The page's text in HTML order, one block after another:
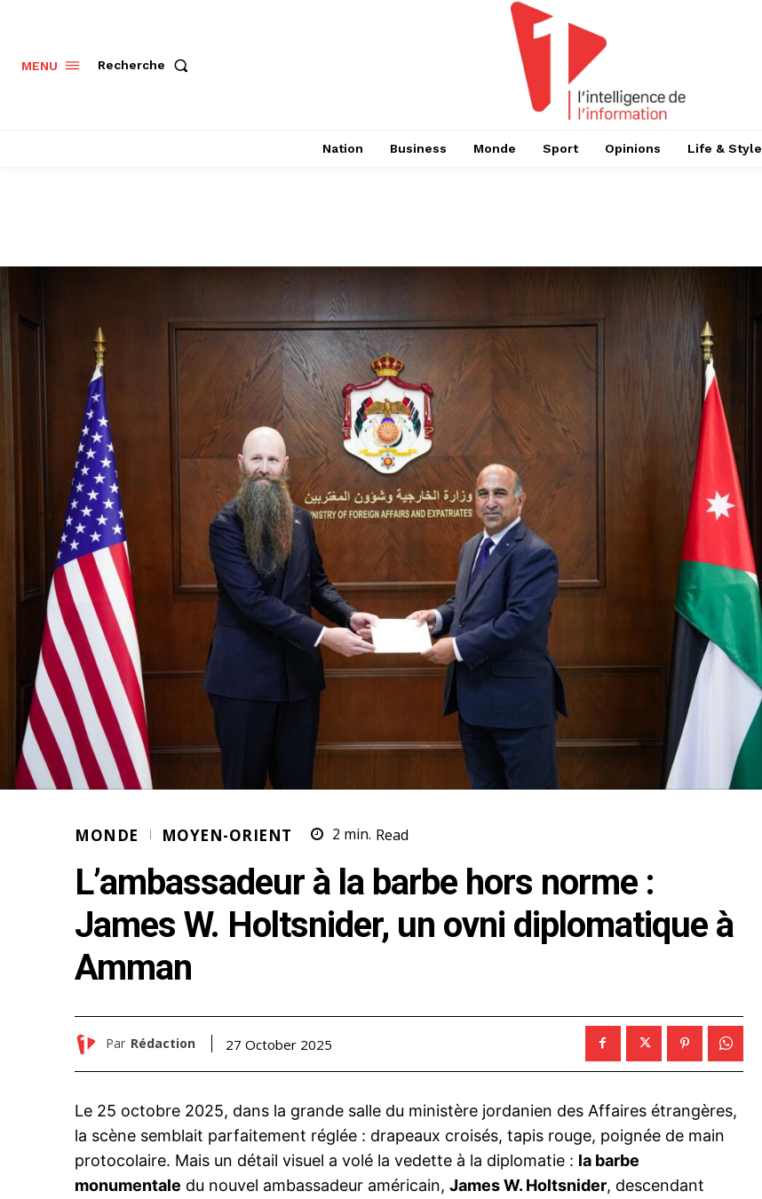
MENU Recherche
Nation Business Monde Sport Opinions Life & Style
MONDE MOYEN-ORIENT 2 min. Read
L’ambassadeur à la barbe hors norme :
James W. Holtsnider, un ovni diplomatique à
Amman
Par Rédaction 27 October 2025
Le 25 octobre 2025, dans la grande salle du ministère jordanien des Affaires étrangères,
la scène semblait parfaitement réglée : drapeaux croisés, tapis rouge, poignée de main
protocolaire. Mais un détail visuel a volé la vedette à la diplomatie : la barbe
monumentale du nouvel ambassadeur américain, James W. Holtsnider, descendant